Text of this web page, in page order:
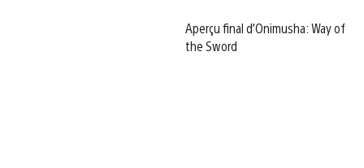
Aperçu final d’Onimusha: Way of
the Sword